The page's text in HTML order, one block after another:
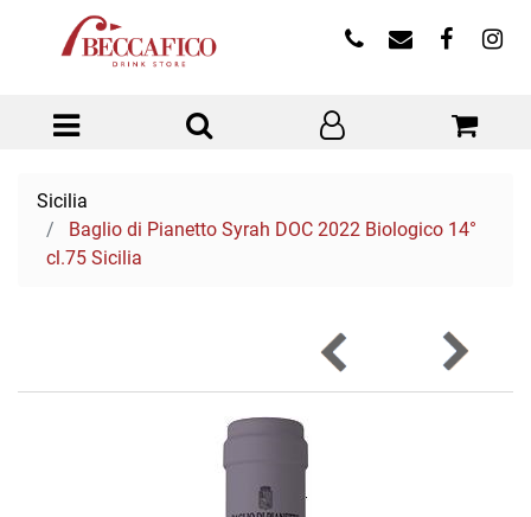
Open menu
Sicilia
Baglio di Pianetto Syrah DOC 2022 Biologico 14°
cl.75 Sicilia